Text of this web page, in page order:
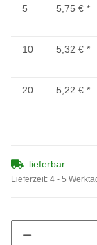
5 5,75 € *
10 5,32 € *
20 5,22 € *
lieferbar
Lieferzeit: 4 - 5